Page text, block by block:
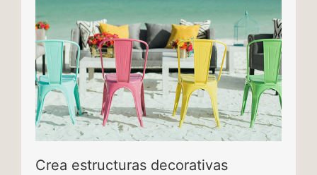
Crea estructuras decorativas